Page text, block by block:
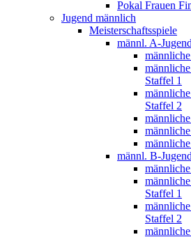
Pokal Frauen
Jugend männlich
Meisterschaftsspiele
männl. A-Jugend
Staffel 1
Staffel 2
männl. B-Jugend
Staffel 1
Staffel 2